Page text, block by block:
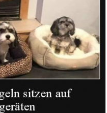
aus